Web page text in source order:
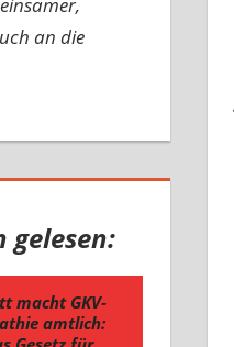
an die
gelesen: